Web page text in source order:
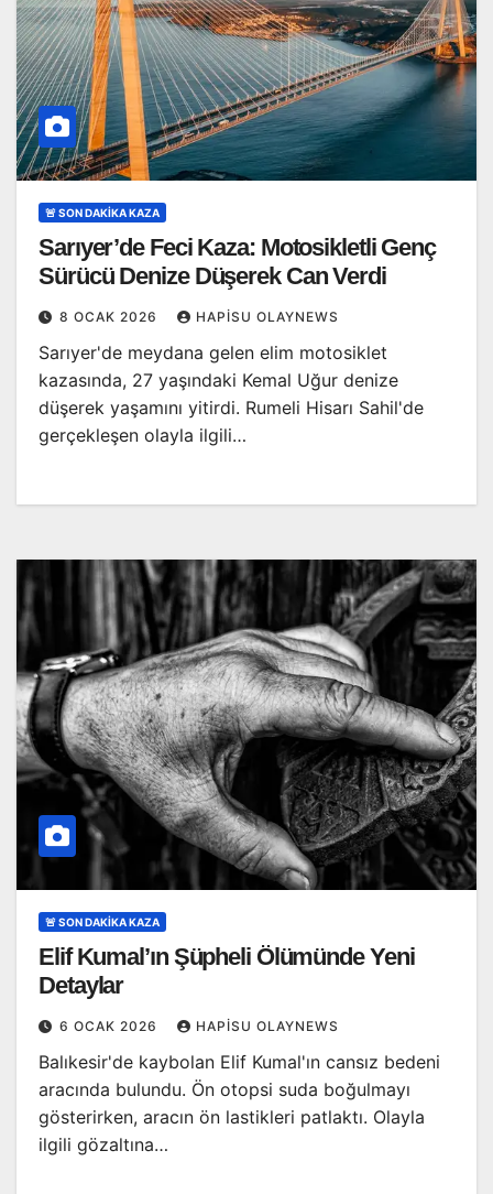
🚨 SON DAKİKA KAZA
Sarıyer’de Feci Kaza: Motosikletli Genç
Sürücü Denize Düşerek Can Verdi
8 OCAK 2026 HAPISU OLAYNEWS
Sarıyer'de meydana gelen elim motosiklet
kazasında, 27 yaşındaki Kemal Uğur denize
düşerek yaşamını yitirdi. Rumeli Hisarı Sahil'de
gerçekleşen olayla ilgili…
🚨 SON DAKİKA KAZA
Elif Kumal’ın Şüpheli Ölümünde Yeni
Detaylar
6 OCAK 2026 HAPISU OLAYNEWS
Balıkesir'de kaybolan Elif Kumal'ın cansız bedeni
aracında bulundu. Ön otopsi suda boğulmayı
gösterirken, aracın ön lastikleri patlaktı. Olayla
ilgili gözaltına…